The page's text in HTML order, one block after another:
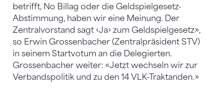
betrifft, No Billag oder die Geldspielgesetz-
Abstimmung, haben wir eine Meinung. Der
Zentralvorstand sagt ‹Ja› zum Geldspielgesetz»,
so Erwin Grossenbacher (Zentralpräsident STV)
in seinem Startvotum an die Delegierten.
Grossenbacher weiter: «Jetzt wechseln wir zur
Verbandspolitik und zu den 14 VLK-Traktanden.»